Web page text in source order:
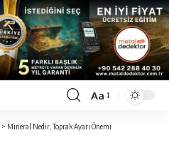
Font
Resizer
Aa
> Mineral Nedir, Toprak Ayarı Önemi